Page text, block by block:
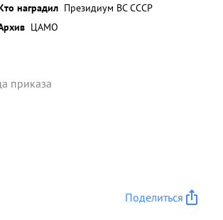
наградил Президиум ВС СССР
ЦАМО
приказа
Поделиться